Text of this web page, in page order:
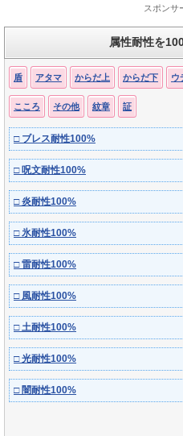
スポンサ
属性耐性を
盾 アタマ からだ上 からだ下 ウ
こころ その他 紋章 証
□ ブレス耐性100%
□ 呪文耐性100%
□ 炎耐性100%
□ 氷耐性100%
□ 雷耐性100%
□ 風耐性100%
□ 土耐性100%
□ 光耐性100%
□ 闇耐性100%